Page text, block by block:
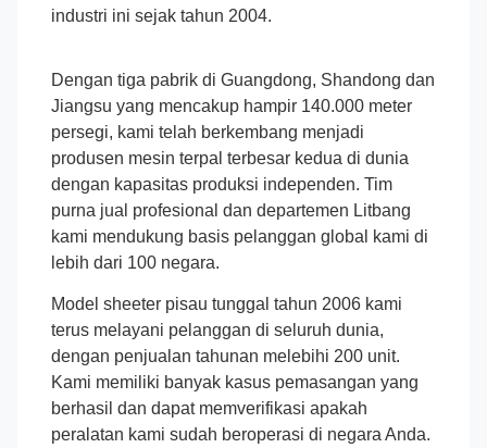
industri ini sejak tahun 2004.
Dengan tiga pabrik di Guangdong, Shandong dan
Jiangsu yang mencakup hampir 140.000 meter
persegi, kami telah berkembang menjadi
produsen mesin terpal terbesar kedua di dunia
dengan kapasitas produksi independen. Tim
purna jual profesional dan departemen Litbang
kami mendukung basis pelanggan global kami di
lebih dari 100 negara.
Model sheeter pisau tunggal tahun 2006 kami
terus melayani pelanggan di seluruh dunia,
dengan penjualan tahunan melebihi 200 unit.
Kami memiliki banyak kasus pemasangan yang
berhasil dan dapat memverifikasi apakah
peralatan kami sudah beroperasi di negara Anda.